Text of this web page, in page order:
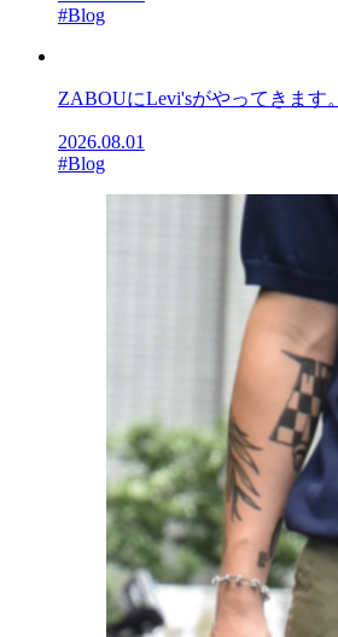
#Blog
ZABOUにLevi'sがやってきます。
2026.08.01
#Blog